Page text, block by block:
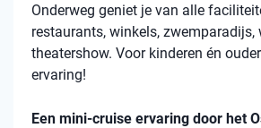
Onderweg geniet je van alle
restaurants, winkels, zwemparadijs,
theatershow. Voor kinderen én
ervaring!
Een mini-cruise ervaring door het